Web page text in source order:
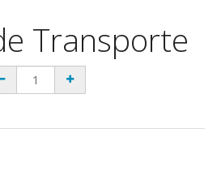
Transporte